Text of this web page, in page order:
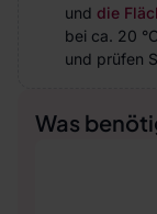
und die
bei ca. 20
und prüfen
Was